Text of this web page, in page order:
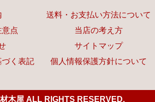
送料・お支払い方法について
意点
当店の考え方
サイトマップ
づく表記
個人情報保護方針について
木屋 ALL RIGHTS RESERVED.